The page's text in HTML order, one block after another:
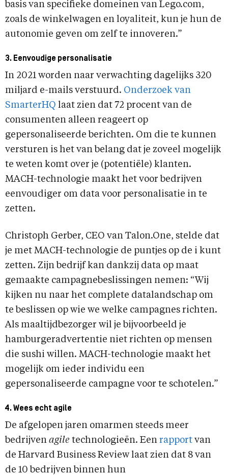
basis van specifieke domeinen van Lego.com,
zoals de winkelwagen en loyaliteit, kun je hun de
autonomie geven om zelf te innoveren.”
3. Eenvoudige personalisatie
In 2021 worden naar verwachting dagelijks 320
miljard e-mails verstuurd. Onderzoek van
SmarterHQ laat zien dat 72 procent van de
consumenten alleen reageert op
gepersonaliseerde berichten. Om die te kunnen
versturen is het van belang dat je zoveel mogelijk
te weten komt over je (potentiële) klanten.
MACH-technologie maakt het voor bedrijven
eenvoudiger om data voor personalisatie in te
zetten.
Christoph Gerber, CEO van Talon.One, stelde dat
je met MACH-technologie de puntjes op de i kunt
zetten. Zijn bedrijf kan dankzij data op maat
gemaakte campagnebeslissingen nemen: “Wij
kijken nu naar het complete datalandschap om
te beslissen op wie we welke campagnes richten.
Als maaltijdbezorger wil je bijvoorbeeld je
hamburgeradvertentie niet richten op mensen
die sushi willen. MACH-technologie maakt het
mogelijk om ieder individu een
gepersonaliseerde campagne voor te schotelen.”
4. Wees echt agile
De afgelopen jaren omarmen steeds meer
bedrijven agile technologieën. Een rapport van
de Harvard Business Review laat zien dat 8 van
de 10 bedrijven binnen hun